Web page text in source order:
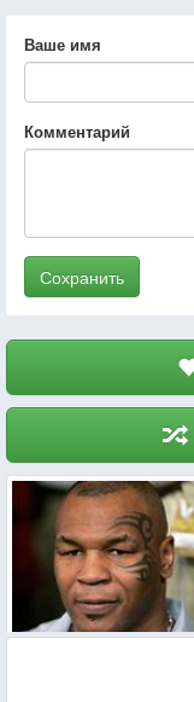
Ваше имя
Комментарий
Сохранить